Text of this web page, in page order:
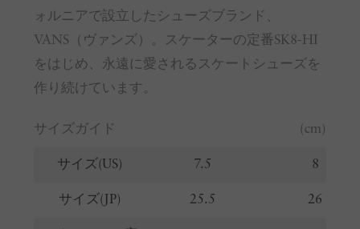
ォルニアで設立したシューズブランド、
VANS（ヴァンズ）。スケーターの定番SK8-HI
をはじめ、永遠に愛されるスケートシューズを
作り続けています。
サイズガイド (cm)
サイズ(US) 7.5 8
サイズ(JP) 25.5 26